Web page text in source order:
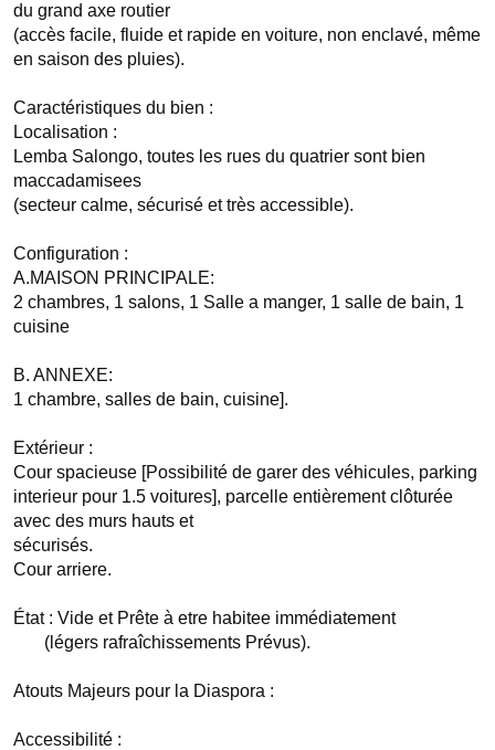
du grand axe routier
(accès facile, fluide et rapide en voiture, non enclavé, même
en saison des pluies).
Caractéristiques du bien :
Localisation :
Lemba Salongo, toutes les rues du quatrier sont bien
maccadamisees
(secteur calme, sécurisé et très accessible).
Configuration :
A.MAISON PRINCIPALE:
2 chambres, 1 salons, 1 Salle a manger, 1 salle de bain, 1
cuisine
B. ANNEXE:
1 chambre, salles de bain, cuisine].
Extérieur :
Cour spacieuse [Possibilité de garer des véhicules, parking
interieur pour 1.5 voitures], parcelle entièrement clôturée
avec des murs hauts et
sécurisés.
Cour arriere.
État : Vide et Prête à etre habitee immédiatement
Atouts Majeurs pour la Diaspora :
Accessibilité :